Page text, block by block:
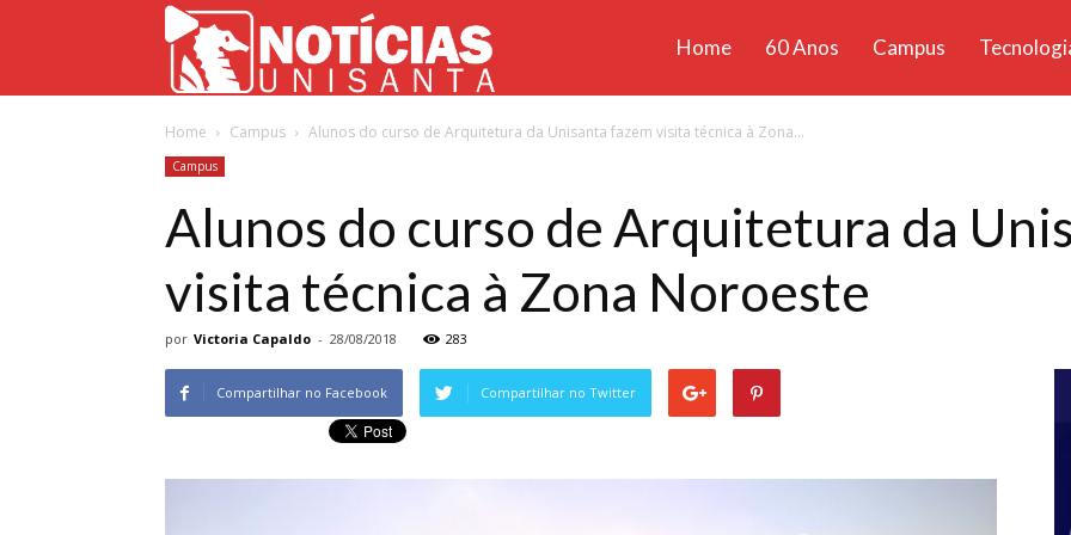
Unisanta
Home 60 Anos Campus
Home Campus Alunos do curso de Arquitetura da Unisanta fazem visita técnica à Zona...
Campus
Alunos do curso de Arquitetura da
visita técnica à Zona Noroeste
por Victoria Capaldo - 28/08/2018 283
Compartilhar no Facebook Compartilhar no Twitter